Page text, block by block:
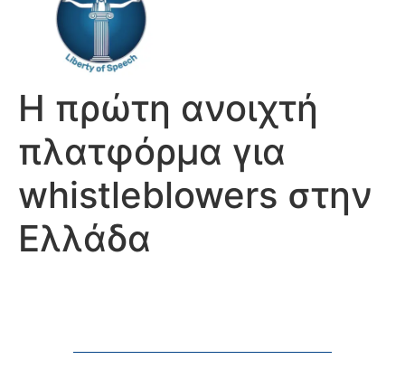
Η πρώτη ανοιχτή
πλατφόρμα για
whistleblowers στην
Ελλάδα